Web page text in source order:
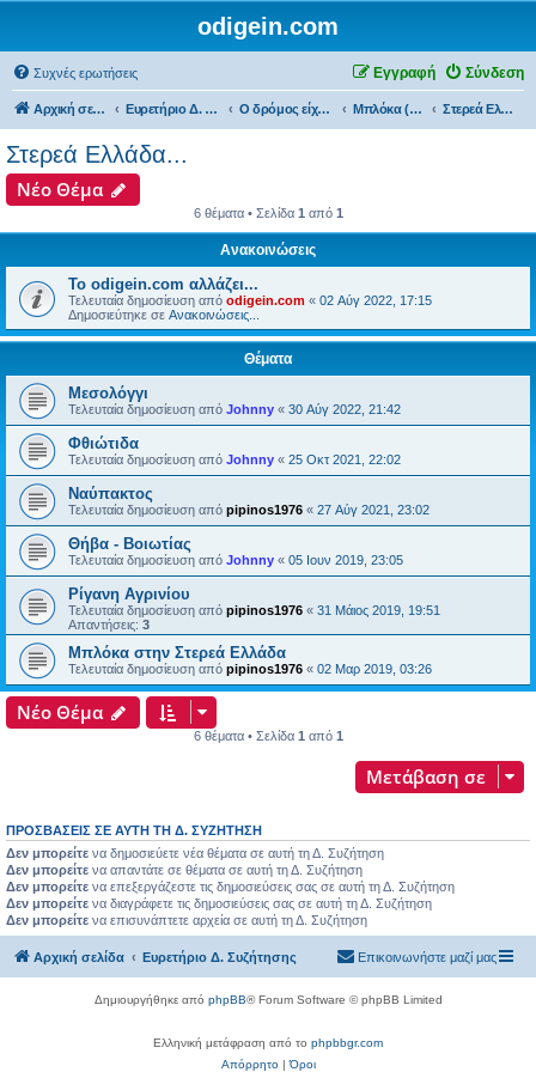
odigein.com
Συχνές ερωτήσεις Σύνδεση
Εγγραφή
Αρχική σελίδα Ευρετήριο Δ. Συζήτησης Ο δρόμος είχε την δική του Ιστορία... Μπλόκα (bloka)... Στερεά Ελλάδα...
Στερεά Ελλάδα...
Νέο Θέμα
6 θέματα • Σελίδα 1 από 1
Ανακοινώσεις
Το odigein.com αλλάζει...
Τελευταία δημοσίευση από odigein.com « 02 Αύγ 2022, 17:15
Δημοσιεύτηκε σε Ανακοινώσεις...
Θέματα
Μεσολόγγι
Τελευταία δημοσίευση από Johnny « 30 Αύγ 2022, 21:42
Φθιώτιδα
Τελευταία δημοσίευση από Johnny « 25 Οκτ 2021, 22:02
Ναύπακτος
Τελευταία δημοσίευση από pipinos1976 « 27 Αύγ 2021, 23:02
Θήβα - Βοιωτίας
Τελευταία δημοσίευση από Johnny « 05 Ιουν 2019, 23:05
Ρίγανη Αγρινίου
Τελευταία δημοσίευση από pipinos1976 « 31 Μάιος 2019, 19:51
Απαντήσεις: 3
Μπλόκα στην Στερεά Ελλάδα
Τελευταία δημοσίευση από pipinos1976 « 02 Μαρ 2019, 03:26
Νέο Θέμα
6 θέματα • Σελίδα 1 από 1
Μετάβαση σε
ΠΡΟΣΒΆΣΕΙΣ ΣΕ ΑΥΤΉ ΤΗ Δ. ΣΥΖΉΤΗΣΗ
Δεν μπορείτε να δημοσιεύετε νέα θέματα σε αυτή τη Δ. Συζήτηση
Δεν μπορείτε να απαντάτε σε θέματα σε αυτή τη Δ. Συζήτηση
Δεν μπορείτε να επεξεργάζεστε τις δημοσιεύσεις σας σε αυτή τη Δ. Συζήτηση
Δεν μπορείτε να διαγράφετε τις δημοσιεύσεις σας σε αυτή τη Δ. Συζήτηση
Δεν μπορείτε να επισυνάπτετε αρχεία σε αυτή τη Δ. Συζήτηση
Αρχική σελίδα Ευρετήριο Δ. Συζήτησης Επικοινωνήστε μαζί μας
Δημιουργήθηκε από phpBB® Forum Software © phpBB Limited
Ελληνική μετάφραση από το phpbbgr.com
Απόρρητο|Όροι